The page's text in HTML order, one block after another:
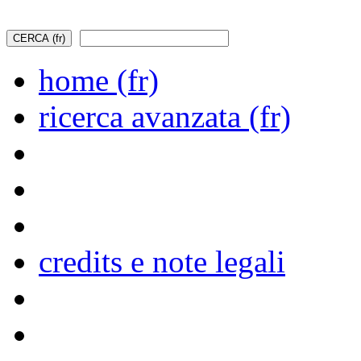
home (fr)
ricerca avanzata (fr)
credits e note legali